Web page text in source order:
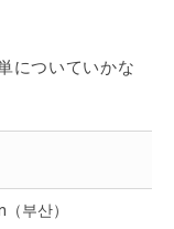
についていかな
부산）